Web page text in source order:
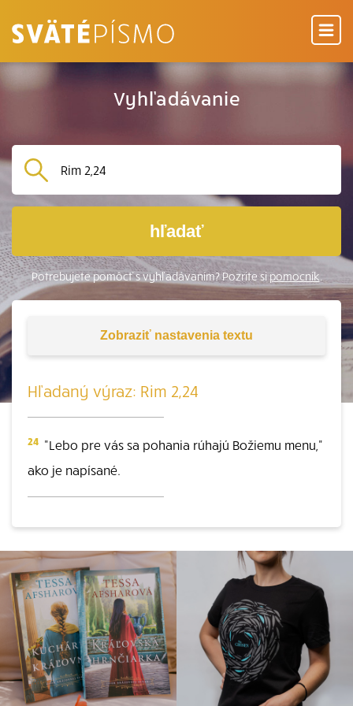
Vyhľadávanie
hľadať
Potrebujete pomôcť s vyhľadávaním? Pozrite sipomocník.
Zobraziť nastavenia textu
Hľadaný výraz: Rim 2,24
24 "Lebo pre vás sa pohania rúhajú Božiemu menu,"
ako je napísané.